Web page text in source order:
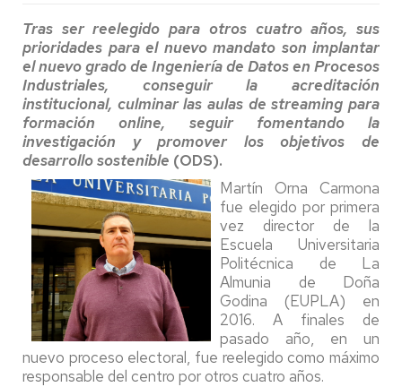
Tras ser reelegido para otros cuatro años, sus
prioridades para el nuevo mandato son implantar
el nuevo grado de Ingeniería de Datos en Procesos
Industriales, conseguir la acreditación
institucional, culminar las aulas de streaming para
formación online, seguir fomentando la
investigación y promover los objetivos de
desarrollo sostenible (ODS).
Martín Orna Carmona
fue elegido por primera
vez director de la
Escuela Universitaria
Politécnica de La
Almunia de Doña
Godina (EUPLA) en
2016. A finales de
pasado año, en un
nuevo proceso electoral, fue reelegido como máximo
responsable del centro por otros cuatro años.